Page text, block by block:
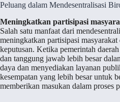
Peluang dalam Mendesentralisasi
Meningkatkan partisipasi
Salah satu manfaat dari
meningkatkan partisipasi
keputusan. Ketika pemerintah
dan tanggung jawab lebih besar
daya dan menyediakan layanan
kesempatan yang lebih besar untuk
memberikan masukan dalam proses